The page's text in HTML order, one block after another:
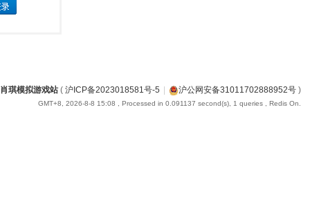
肖琪模拟游戏站( 沪ICP备2023018581号-5 沪公网安备31011702888952号)
GMT+8, 2026-8-8 15:08 , Processed in 0.091137 second(s), 1 queries , Redis On.